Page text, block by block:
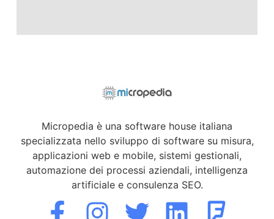
Micropedia è una software house italiana
specializzata nello sviluppo di software su misura,
applicazioni web e mobile, sistemi gestionali,
automazione dei processi aziendali, intelligenza
artificiale e consulenza SEO.